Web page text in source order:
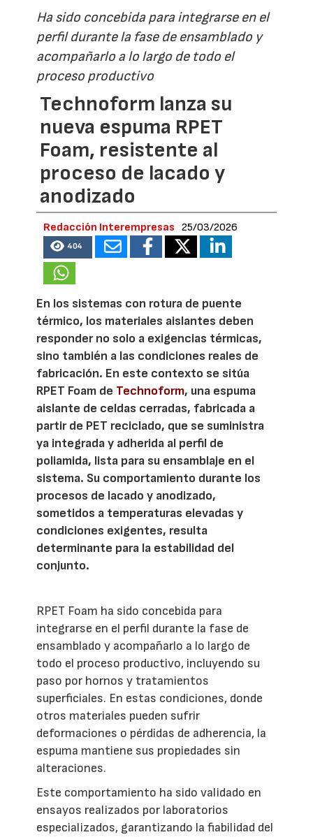
Ha sido concebida para integrarse en el
perfil durante la fase de ensamblado y
acompañarlo a lo largo de todo el
proceso productivo
Technoform lanza su
nueva espuma RPET
Foam, resistente al
proceso de lacado y
anodizado
Redacción Interempresas 25/03/2026
404
En los sistemas con rotura de puente
térmico, los materiales aislantes deben
responder no solo a exigencias térmicas,
sino también a las condiciones reales de
fabricación. En este contexto se sitúa
RPET Foam de Technoform, una espuma
aislante de celdas cerradas, fabricada a
partir de PET reciclado, que se suministra
ya integrada y adherida al perfil de
poliamida, lista para su ensamblaje en el
sistema. Su comportamiento durante los
procesos de lacado y anodizado,
sometidos a temperaturas elevadas y
condiciones exigentes, resulta
determinante para la estabilidad del
conjunto.
RPET Foam ha sido concebida para
integrarse en el perfil durante la fase de
ensamblado y acompañarlo a lo largo de
todo el proceso productivo, incluyendo su
paso por hornos y tratamientos
superficiales. En estas condiciones, donde
otros materiales pueden sufrir
deformaciones o pérdidas de adherencia, la
espuma mantiene sus propiedades sin
alteraciones.
Este comportamiento ha sido validado en
ensayos realizados por laboratorios
especializados, garantizando la fiabilidad del